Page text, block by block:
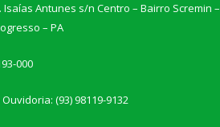
Isaías Antunes s/n Centro – Bairro Scremin –
– PA
000
(93) 98119-9132